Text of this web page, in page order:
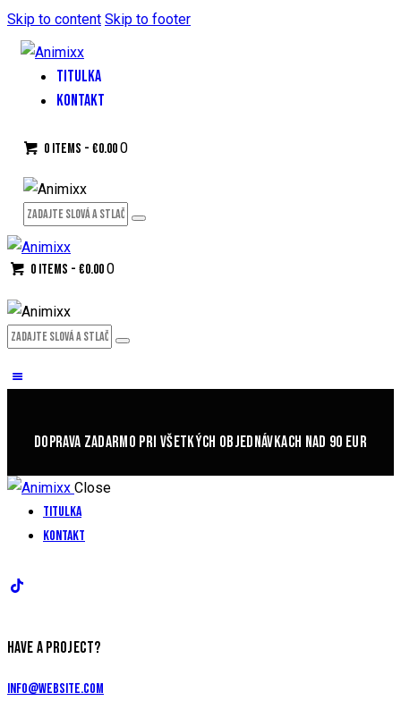
Skip to content Skip to footer
TITULKA
KONTAKT
0 items -€0.000
0 items -€0.000
DOPRAVA ZADARMO PRI VŠETKÝCH OBJEDNÁVKACH NAD 90 EUR
Close
Titulka
Kontakt
HAVE A PROJECT?
info@website.com